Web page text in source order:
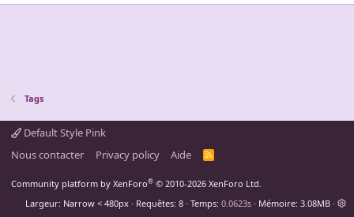
Tags
Default Style Pink
Nous contacter
Privacy policy Aide
R
Community platform by XenForo® © 2010-2026 XenForo Ltd.
Largeur
Requêtes 8 Temps 0.0623s Mémoire 3.08MB